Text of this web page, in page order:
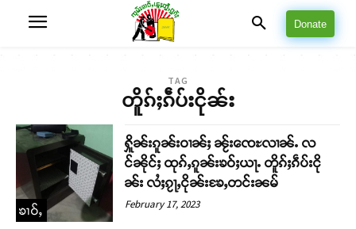
Donate
TAG
တိူၵ်ႈၵဵပ်းငိုၼ်း
ၶၢဝ်ႇ
ႁိူၼ်းၵူၼ်းဝၢၼ်ႈ ၼႂ်းၸေႊလၢၼ်ႉ လ
င်ၼိုင်ႈ ထုၵ်ႇၵူၼ်းၶဝ်ႈယႃႉ တိူၵ်ႈၵဵပ်းငို
ၼ်း လႆႈၵႂႃႇငိုၼ်းၶႄႇတင်းၼမ်
February 17, 2023